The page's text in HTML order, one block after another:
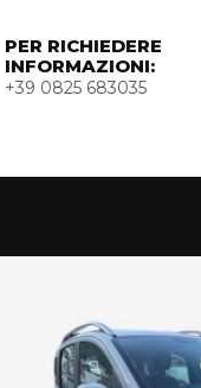
PER RICHIEDERE
INFORMAZIONI:
+39 0825 683035